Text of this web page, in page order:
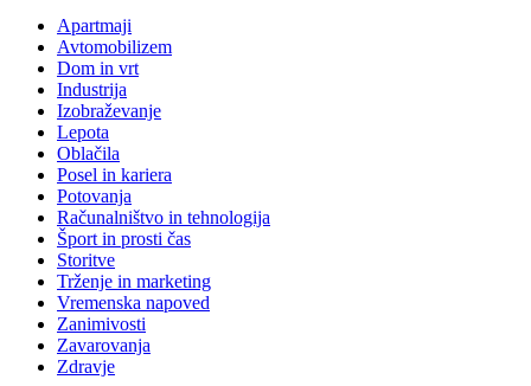
Apartmaji
Avtomobilizem
Dom in vrt
Industrija
Izobraževanje
Lepota
Oblačila
Posel in kariera
Potovanja
Računalništvo in tehnologija
Šport in prosti čas
Storitve
Trženje in marketing
Vremenska napoved
Zanimivosti
Zavarovanja
Zdravje